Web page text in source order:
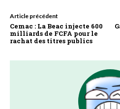
Article précédent
Cemac : La Beac injecte 600
milliards de FCFA pour le
rachat des titres publics